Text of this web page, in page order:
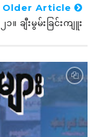
Older Article
၂၁။ ချီးမွမ်းခြင်းကျူး